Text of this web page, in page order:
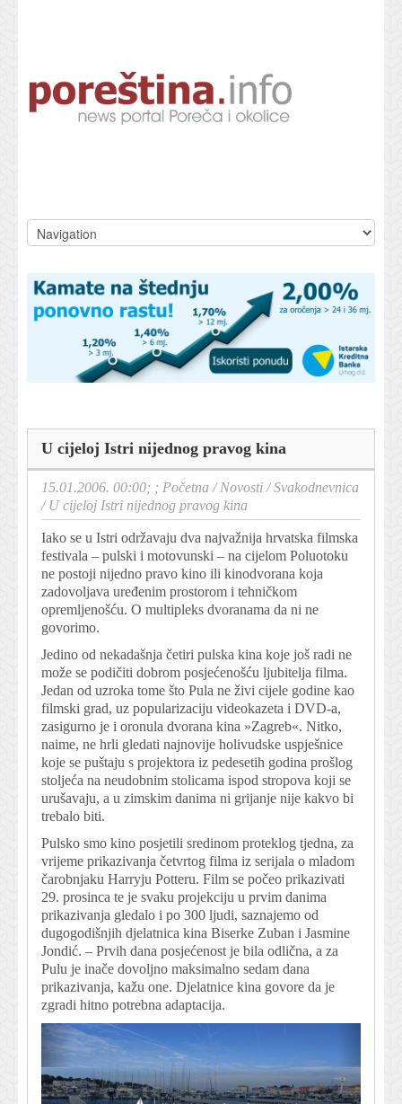
U cijeloj Istri nijednog pravog kina
15.01.2006. 00:00; ; Početna /Novosti /Svakodnevnica
/U cijeloj Istri nijednog pravog kina
Iako se u Istri održavaju dva najvažnija hrvatska filmska
festivala – pulski i motovunski – na cijelom Poluotoku
ne postoji nijedno pravo kino ili kinodvorana koja
zadovoljava uređenim prostorom i tehničkom
opremljenošću. O multipleks dvoranama da ni ne
govorimo.
Jedino od nekadašnja četiri pulska kina koje još radi ne
može se podičiti dobrom posjećenošću ljubitelja filma.
Jedan od uzroka tome što Pula ne živi cijele godine kao
filmski grad, uz popularizaciju videokazeta i DVD-a,
zasigurno je i oronula dvorana kina »Zagreb«. Nitko,
naime, ne hrli gledati najnovije holivudske uspješnice
koje se puštaju s projektora iz pedesetih godina prošlog
stoljeća na neudobnim stolicama ispod stropova koji se
urušavaju, a u zimskim danima ni grijanje nije kakvo bi
trebalo biti.
Pulsko smo kino posjetili sredinom proteklog tjedna, za
vrijeme prikazivanja četvrtog filma iz serijala o mladom
čarobnjaku Harryju Potteru. Film se počeo prikazivati
29. prosinca te je svaku projekciju u prvim danima
prikazivanja gledalo i po 300 ljudi, saznajemo od
dugogodišnjih djelatnica kina Biserke Zuban i Jasmine
Jondić. – Prvih dana posjećenost je bila odlična, a za
Pulu je inače dovoljno maksimalno sedam dana
prikazivanja, kažu one. Djelatnice kina govore da je
zgradi hitno potrebna adaptacija.